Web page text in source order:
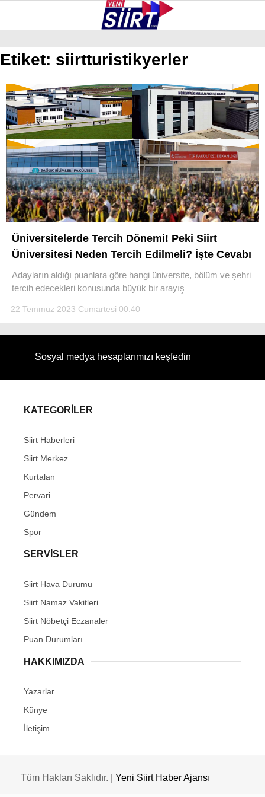
WhatsApp İhbar Hattı
GALERİ VİDEO YAZARLAR
KURTALAN
ERUH
BAYKAN
PERVARI
ŞIRVAN
TILLO
GÜNDEM
Etiket: siirtturistikyerler
Üniversitelerde Tercih Dönemi! Peki Siirt
Üniversitesi Neden Tercih Edilmeli? İşte Cevabı
Adayların aldığı puanlara göre hangi üniversite, bölüm ve şehri
tercih edecekleri konusunda büyük bir arayış
22 Temmuz 2023 Cumartesi 00:40
Sosyal medya hesaplarımızı keşfedin
KATEGORİLER
Siirt Haberleri
Siirt Merkez
Kurtalan
Pervari
Gündem
Spor
SERVİSLER
Siirt Hava Durumu
Siirt Namaz Vakitleri
Siirt Nöbetçi Eczanaler
Puan Durumları
HAKKIMIZDA
Yazarlar
Künye
İletişim
Tüm Hakları Saklıdır. | Yeni Siirt Haber Ajansı